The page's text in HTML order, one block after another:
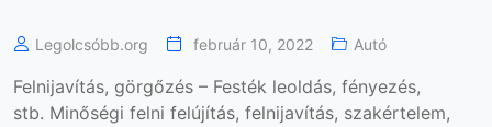
Legolcsóbb.org február 10, 2022 Autó
Felnijavítás, görgőzés – Festék leoldás, fényezés,
stb. Minőségi felni felújítás, felnijavítás, szakértelem,